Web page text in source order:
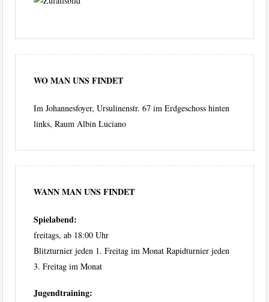
WO MAN UNS FINDET
Im Johannesfoyer, Ursulinenstr. 67 im Erdgeschoss hinten
links, Raum Albin Luciano
WANN MAN UNS FINDET
Spielabend:
freitags, ab 18:00 Uhr
Blitzturnier jeden 1. Freitag im Monat Rapidturnier jeden
3. Freitag im Monat
Jugendtraining: